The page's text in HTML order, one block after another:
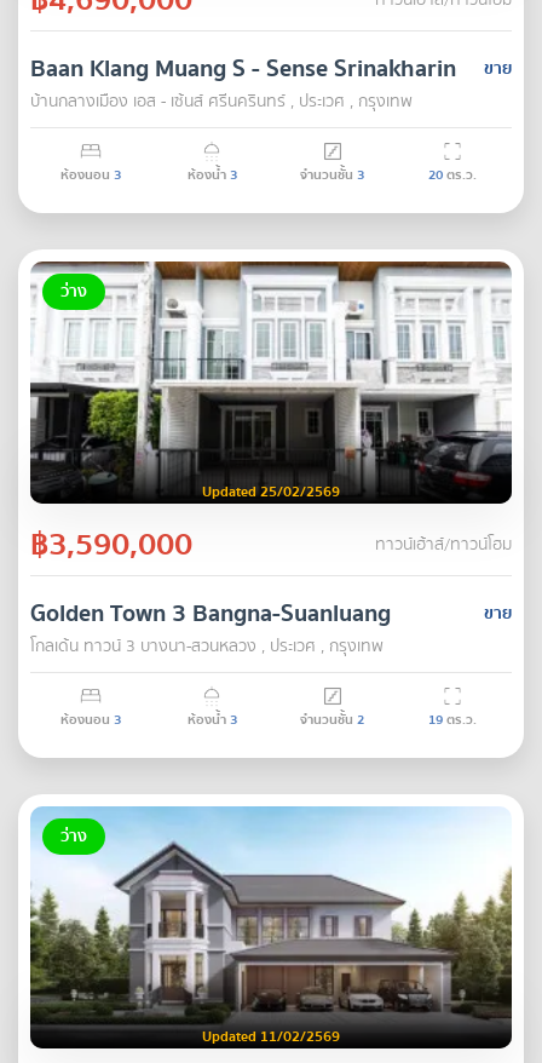
ขาย
Baan Klang Muang S - Sense Srinakharin
บ้านกลางเมือง เอส - เซ้นส์ ศรีนครินทร์ , ประเวศ , กรุงเทพ
ห้องนอน 3 ห้องน้ำ3 จำนวนชั้น 3 20ตร.ว.
ว่าง
Updated 25/02/2569
฿3,590,000 ทาวน์เฮ้าส์/ทาวน์โฮม
ขาย
Golden Town 3 Bangna-Suanluang
โกลเด้น ทาวน์ 3 บางนา-สวนหลวง , ประเวศ , กรุงเทพ
ห้องนอน 3 ห้องน้ำ3 จำนวนชั้น 2 19ตร.ว.
ว่าง
Updated 11/02/2569